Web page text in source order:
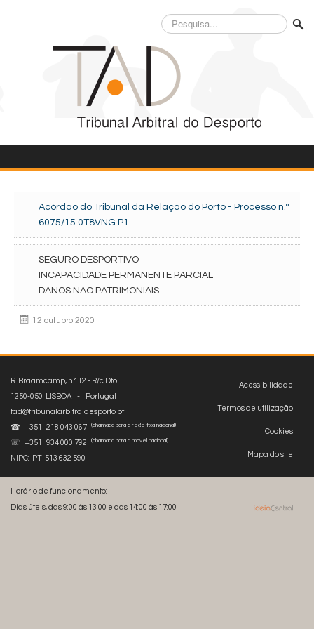
Pesquisa...
Acórdão do Tribunal da Relação do Porto - Processo n.º
6075/15.0T8VNG.P1
SEGURO DESPORTIVO
INCAPACIDADE PERMANENTE PARCIAL
DANOS NÃO PATRIMONIAIS
12 outubro 2020
Acessibilidade
Termos de utilização
Cookies
Mapa do site
R. Braamcamp, n.º 12 - R/c Dto.
1250-050 LISBOA - Portugal
tad@tribunalarbitraldesporto.pt
☎ +351 218 043 067
(chamada para a rede fixa nacional)
☏ +351 934 000 792 (chamada para a móvel nacional)
NIPC: PT 513 632 590
Horário de funcionamento:
Dias úteis, das 9:00 às 13:00 e das 14:00 às 17:00